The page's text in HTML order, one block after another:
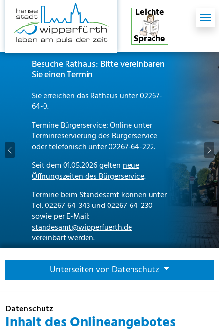
Skip to main content
Skip to page footer
Leichte
Sprache
Besuche Rathaus: Bitte vereinbaren
Sie einen Termin
Sie erreichen das Rathaus unter 02267-
64-0.
Termine Bürgerservice: Online unter
Terminreservierung des Bürgerservice
oder telefonisch unter 02267-64-222.
Seit dem 01.05.2026 geltenneue
Öffnungszeiten des Bürgerservice.
Termine beim Standesamt können unter
Tel. 02267-64-343 und 02267-64-230
sowie per E-Mail:
standesamt@wipperfuerth.de
vereinbart werden.
Previous
Unterseiten von Datenschutz
Datenschutz
Inhalt des Onlineangebotes